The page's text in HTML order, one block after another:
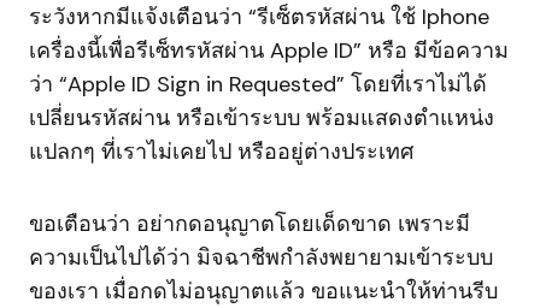
ระวังหากมีแจ้งเตือนว่า “รีเซ็ตรหัสผ่าน ใช้ Iphone
เครื่องนี้เพื่อรีเซ็ทรหัสผ่าน Apple ID” หรือ มีข้อความ
ว่า “Apple ID Sign in Requested” โดยที่เราไม่ได้
เปลี่ยนรหัสผ่าน หรือเข้าระบบ พร้อมแสดงตำแหน่ง
แปลกๆ ที่เราไม่เคยไป หรืออยู่ต่างประเทศ
ขอเตือนว่า อย่ากดอนุญาตโดยเด็ดขาด เพราะมี
ความเป็นไปได้ว่า มิจฉาชีพกำลังพยายามเข้าระบบ
ของเรา เมื่อกดไม่อนุญาตแล้ว ขอแนะนำให้ท่านรีบ